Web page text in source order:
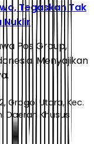
Tegaskan Tak
Nuklir
Pos Group,
Menyajikan
Grogol Utara, Kec.
Daerah Khusus